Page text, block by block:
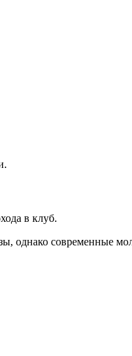
в клуб.
однако современные